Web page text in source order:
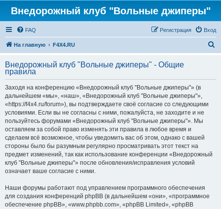
Внедорожный клуб "Вольные джиперы"
FAQ Вход
Регистрация
На главную F4X4.RU
с
Внедорожный клуб "Вольные джиперы" - Общие
правила
Заходя на конференцию «Внедорожный клуб "Вольные джиперы"» (в
дальнейшем «мы», «наш», «Внедорожный клуб "Вольные джиперы"»,
«https://f4x4.ru/forum»), вы подтверждаете своё согласие со следующими
условиями. Если вы не согласны с ними, пожалуйста, не заходите и не
пользуйтесь форумами «Внедорожный клуб "Вольные джиперы"». Мы
оставляем за собой право изменять эти правила в любое время и
сделаем всё возможное, чтобы уведомить вас об этом, однако с вашей
стороны было бы разумным регулярно просматривать этот текст на
предмет изменений, так как использование конференции «Внедорожный
клуб "Вольные джиперы"» после обновления/исправления условий
означает ваше согласие с ними.
Наши форумы работают под управлением программного обеспечения
для создания конференций phpBB (в дальнейшем «они», «программное
обеспечение phpBB», «www.phpbb.com», «phpBB Limited», «phpBB